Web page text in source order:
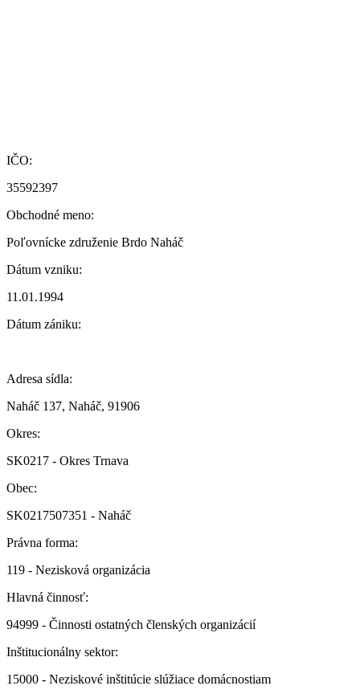
IČO:
35592397
Obchodné meno:
Poľovnícke združenie Brdo Naháč
Dátum vzniku:
11.01.1994
Dátum zániku:
Adresa sídla:
Naháč 137, Naháč, 91906
Okres:
SK0217 - Okres Trnava
Obec:
SK0217507351 - Naháč
Právna forma:
119 - Nezisková organizácia
Hlavná činnosť:
94999 - Činnosti ostatných členských organizácií
Inštitucionálny sektor:
15000 - Neziskové inštitúcie slúžiace domácnostiam